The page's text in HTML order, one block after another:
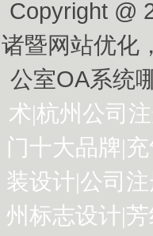
Copyright @
诸暨网站优化，
公室OA系统
术|杭州公司
门十大品牌|
装设计|公司
州标志设计|